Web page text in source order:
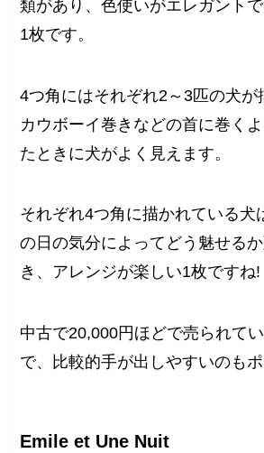
類があり、色使いがエレガント
1枚です。
4つ角にはそれぞれ2～3匹の犬が
カウボーイ巻きなどの首に巻く
たときに犬がよく見えます。
それぞれ4つ角に描かれている犬
の日の気分によってどう魅せる
き、アレンジが楽しい1枚ですね!
中古で20,000円ほどで売られて
で、比較的手が出しやすいのもポ
Emile et Une Nuit